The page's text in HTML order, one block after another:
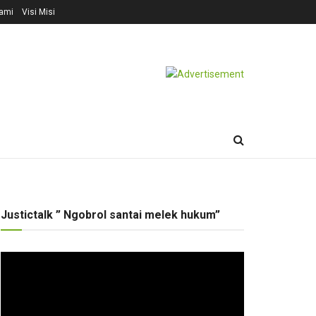
Visi Misi
Justictalk ” Ngobrol santai melek hukum”